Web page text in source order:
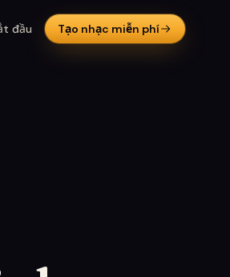
đầu Tạo nhạc miễn phí